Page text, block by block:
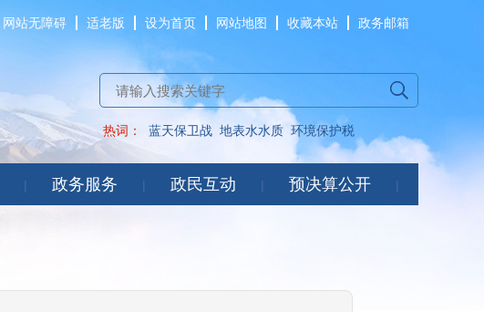
网站无障碍 适老版 设为首页 网站地图 收藏本站 政务邮箱
热词： 蓝天保卫战 地表水水质 环境保护税
| 政务服务 | 政民互动 | 预决算公开 |